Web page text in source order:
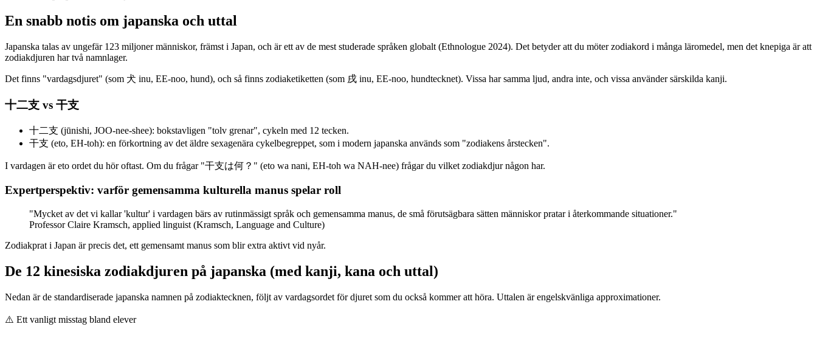
En snabb notis om japanska och uttal
Japanska talas av ungefär 123 miljoner människor, främst i Japan, och är ett av de mest studerade språken globalt (Ethnologue 2024). Det betyder att du möter zodiakord i många läromedel, men det knepiga är att
zodiakdjuren har två namnlager.
Det finns "vardagsdjuret" (som 犬 inu, EE-noo, hund), och så finns zodiaketiketten (som 戌 inu, EE-noo, hundtecknet). Vissa har samma ljud, andra inte, och vissa använder särskilda kanji.
十二支 vs 干支
十二支 (jūnishi, JOO-nee-shee): bokstavligen "tolv grenar", cykeln med 12 tecken.
干支 (eto, EH-toh): en förkortning av det äldre sexagenära cykelbegreppet, som i modern japanska används som "zodiakens årstecken".
I vardagen är eto ordet du hör oftast. Om du frågar "干支は何？" (eto wa nani, EH-toh wa NAH-nee) frågar du vilket zodiakdjur någon har.
Expertperspektiv: varför gemensamma kulturella manus spelar roll
"Mycket av det vi kallar 'kultur' i vardagen bärs av rutinmässigt språk och gemensamma manus, de små förutsägbara sätten människor pratar i återkommande situationer."
Professor Claire Kramsch, applied linguist (Kramsch, Language and Culture)
Zodiakprat i Japan är precis det, ett gemensamt manus som blir extra aktivt vid nyår.
De 12 kinesiska zodiakdjuren på japanska (med kanji, kana och uttal)
Nedan är de standardiserade japanska namnen på zodiaktecknen, följt av vardagsordet för djuret som du också kommer att höra. Uttalen är engelskvänliga approximationer.
⚠️ Ett vanligt misstag bland elever